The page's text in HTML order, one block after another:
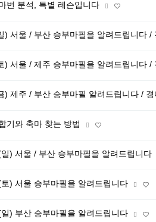
번 분석, 특별 레슨입니다
) 서울 / 부산 승부마필을 알려드립니다
) 서울 / 제주 승부마필을 알려드립니다
) 제주 / 부산 승부마필 알려드립니다 /
기와 축마 찾는 방법
) 서울 / 부산 승부마필을 알려드립니다
) 서울 승부마필을 알려드립니다
) 부산 승부마필을 알려드립니다